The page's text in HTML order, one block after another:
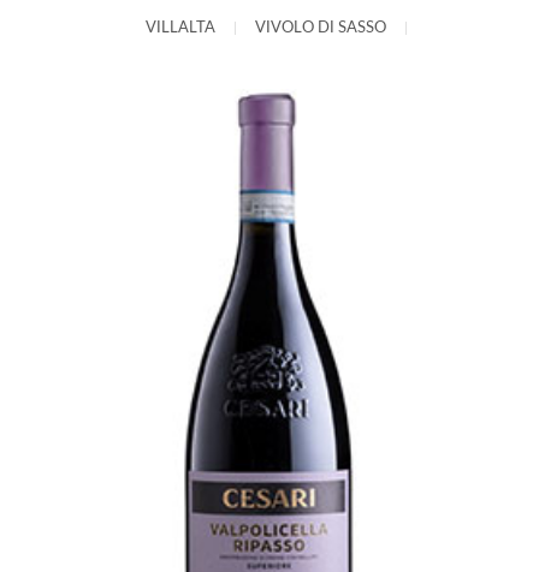
VILLALTA VIVOLO DI SASSO